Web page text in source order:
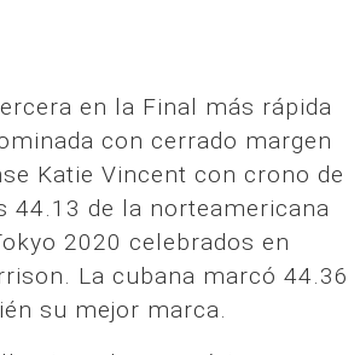
en la Final más rápida
con cerrado margen
Katie Vincent con crono de
44.13 de la norteamericana
2020 celebrados en
La cubana marcó 44.36
su mejor marca.